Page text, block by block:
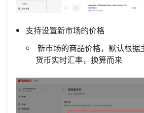
支持设置新市场的价格
新市场的商品价格，默认根据
货币实时汇率，换算而来